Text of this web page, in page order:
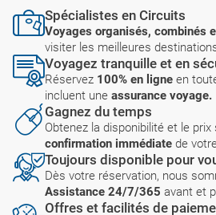
Spécialistes en Circuits
Voyages organisés, combinés
visiter les meilleures
Voyagez tranquille et en
Réservez 100% en ligne en
incluent une assurance voyage.
Gagnez du temps
Obtenez la disponibilité et le
confirmation immédiate de
Toujours disponible pour
Dès votre réservation, nous
Assistance 24/7/365 avant et
Offres et facilités de